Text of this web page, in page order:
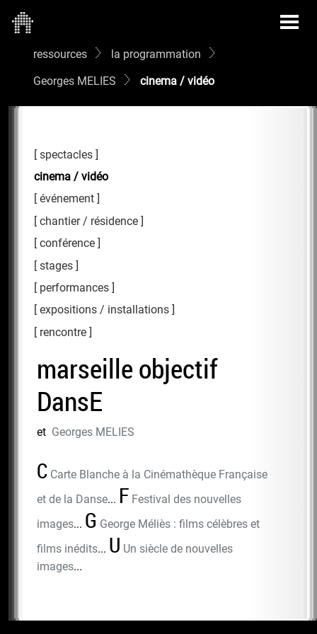
ressources
la programmation
Georges MELIES
cinema / vidéo
spectacles
cinema / vidéo
événement
chantier / résidence
conférence
stages
performances
expositions / installations
rencontre
marseille objectif
DansE
et Georges MELIES
C Carte Blanche à la Cinémathèque Française
et de la Danse... F Festival des nouvelles
images... G George Méliès : films célèbres et
films inédits... U Un siècle de nouvelles
images...